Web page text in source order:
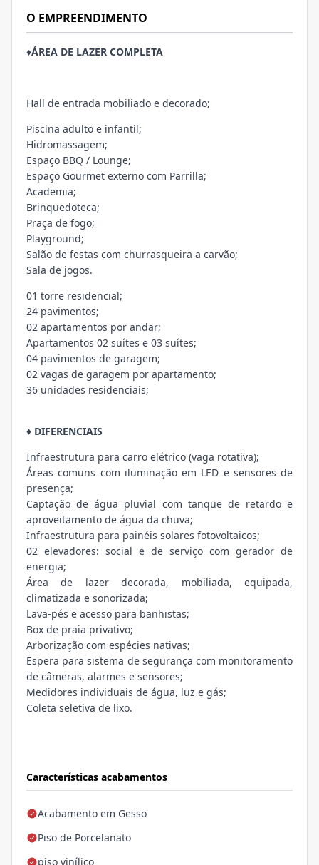
Características acabamentos
Acabamento em Gesso
Piso de Porcelanato
piso vinílico
O EMPREENDIMENTO
♦ÁREA DE LAZER COMPLETA
Hall de entrada mobiliado e decorado;
Piscina adulto e infantil;
Hidromassagem;
Espaço BBQ / Lounge;
Espaço Gourmet externo com Parrilla;
Academia;
Brinquedoteca;
Praça de fogo;
Playground;
Salão de festas com churrasqueira a carvão;
Sala de jogos.
01 torre residencial;
24 pavimentos;
02 apartamentos por andar;
Apartamentos 02 suítes e 03 suítes;
04 pavimentos de garagem;
02 vagas de garagem por apartamento;
36 unidades residenciais;
♦ DIFERENCIAIS
Infraestrutura para carro elétrico (vaga rotativa);
Áreas comuns com iluminação em LED e sensores de
presença;
Captação de água pluvial com tanque de retardo e
aproveitamento de água da chuva;
Infraestrutura para painéis solares fotovoltaicos;
02 elevadores: social e de serviço com gerador de
energia;
Área de lazer decorada, mobiliada, equipada,
climatizada e sonorizada;
Lava-pés e acesso para banhistas;
Box de praia privativo;
Arborização com espécies nativas;
Espera para sistema de segurança com monitoramento
de câmeras, alarmes e sensores;
Medidores individuais de água, luz e gás;
Coleta seletiva de lixo.